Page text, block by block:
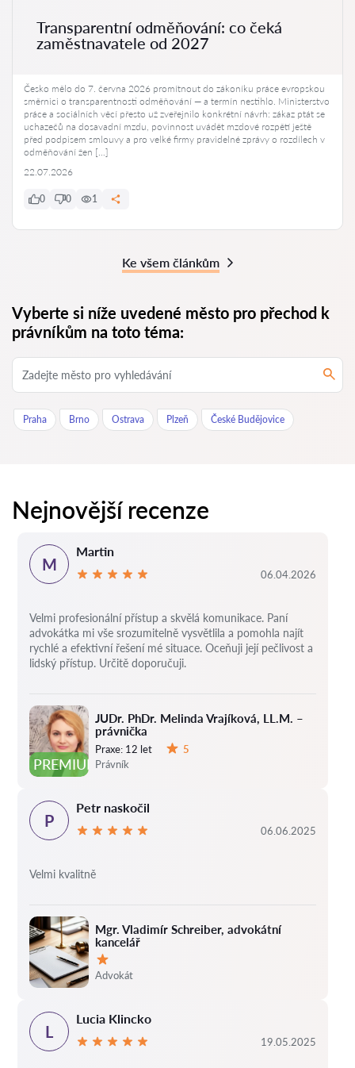
Transparentní odměňování: co čeká
zaměstnavatele od 2027
Česko mělo do 7. června 2026 promítnout do zákoníku práce evropskou
směrnici o transparentnosti odměňování — a termín nestihlo. Ministerstvo
práce a sociálních věcí přesto už zveřejnilo konkrétní návrh: zákaz ptát se
uchazečů na dosavadní mzdu, povinnost uvádět mzdové rozpětí ještě
před podpisem smlouvy a pro velké firmy pravidelné zprávy o rozdílech v
odměňování žen […]
22.07.2026
0 0 1
Ke všem článkům
Vyberte si níže uvedené město pro přechod k
právníkům na toto téma:
Praha Brno Ostrava Plzeň České Budějovice
Nejnovější recenze
PREMIUM
JUDr. PhDr. Melinda Vrajíková, LL.M. –
právnička
Praxe: 12 let
5
Právník
M
Martin
06.04.2026
Velmi profesionální přístup a skvělá komunikace. Paní
advokátka mi vše srozumitelně vysvětlila a pomohla najít
rychlé a efektivní řešení mé situace. Oceňuji její pečlivost a
lidský přístup. Určitě doporučuji.
Mgr. Vladimír Schreiber, advokátní
kancelář
Hodnocení:
Advokát
P
Petr naskočil
06.06.2025
Velmi kvalitně
L
Lucia Klincko
19.05.2025